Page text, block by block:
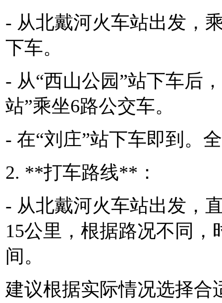
- 从北戴河火车站出发，
下车。
- 从“西山公园”站下车后
站”乘坐6路公交车。
- 在“刘庄”站下车即到。
2. **打车路线**：
- 从北戴河火车站出发，
15公里，根据路况不同，
间。
建议根据实际情况选择合